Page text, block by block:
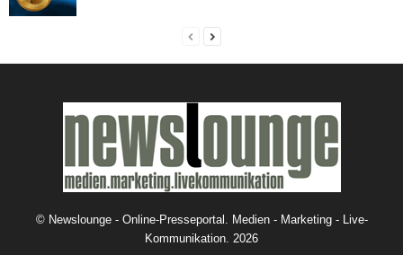
© Newslounge - Online-Presseportal. Medien - Marketing - Live-
Kommunikation. 2026